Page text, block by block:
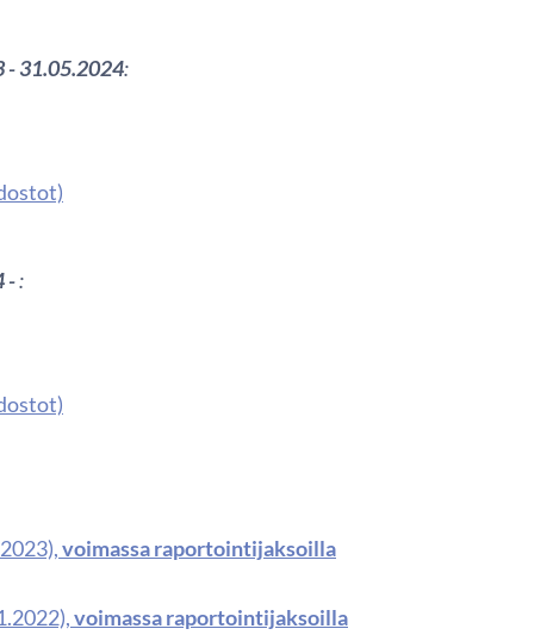
- 31.05.2024:
-:
voimassa raportointijaksoilla
voimassa raportointijaksoilla